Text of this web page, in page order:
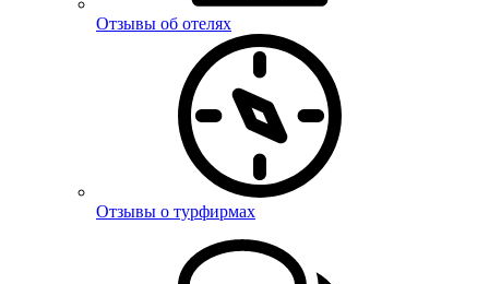
Отзывы об отелях
Отзывы о турфирмах